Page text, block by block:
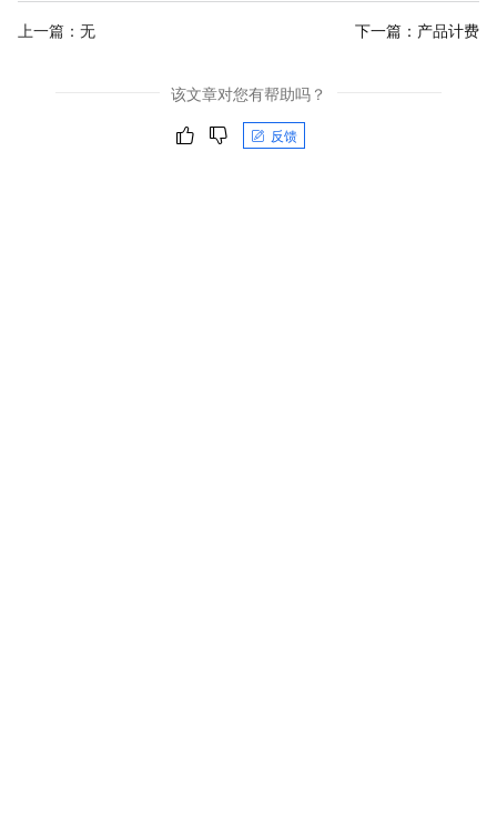
上一篇：无 下一篇： 产品计费
该文章对您有帮助吗？
反馈